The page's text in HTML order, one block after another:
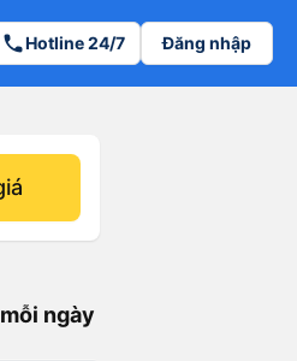
phoneHotline 24/7 Đăng nhập
ngày